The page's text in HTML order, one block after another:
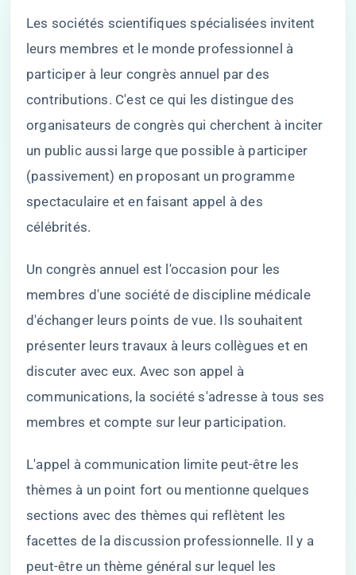
Les sociétés scientifiques spécialisées invitent
leurs membres et le monde professionnel à
participer à leur congrès annuel par des
contributions. C'est ce qui les distingue des
organisateurs de congrès qui cherchent à inciter
un public aussi large que possible à participer
(passivement) en proposant un programme
spectaculaire et en faisant appel à des
célébrités.
Un congrès annuel est l'occasion pour les
membres d'une société de discipline médicale
d'échanger leurs points de vue. Ils souhaitent
présenter leurs travaux à leurs collègues et en
discuter avec eux. Avec son appel à
communications, la société s'adresse à tous ses
membres et compte sur leur participation.
L'appel à communication limite peut-être les
thèmes à un point fort ou mentionne quelques
sections avec des thèmes qui reflètent les
facettes de la discussion professionnelle. Il y a
peut-être un thème général sur lequel les